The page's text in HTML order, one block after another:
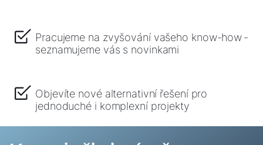
Pracujeme na zvyšování vašeho know-how -
seznamujeme vás s novinkami
Objevíte nové alternativní řešení pro
jednoduché i komplexní projekty
Ako vám môžeme pomôcť?
Servis